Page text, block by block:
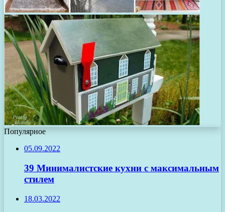
Популярное
05.09.2022
39 Минималистские кухни с максимальным
стилем
18.03.2022